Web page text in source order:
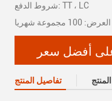
شروط الدفع: TT ، LC
مجموعة شهريا
أفضل سعر
تفاصيل المنتج